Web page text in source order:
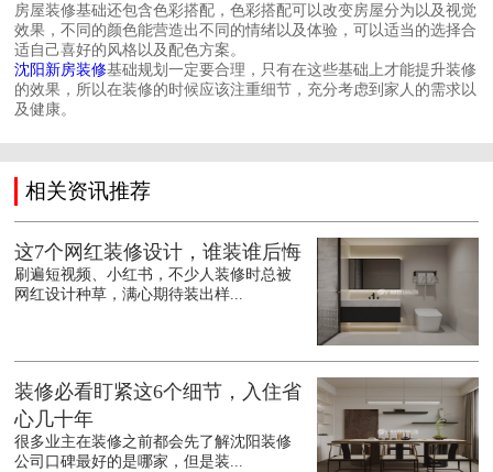
房屋装修基础还包含色彩搭配，色彩搭配可以改变房屋分为以及视觉
效果，不同的颜色能营造出不同的情绪以及体验，可以适当的选择合
适自己喜好的风格以及配色方案。
沈阳新房装修基础规划一定要合理，只有在这些基础上才能提升装修
的效果，所以在装修的时候应该注重细节，充分考虑到家人的需求以
及健康。
相关资讯推荐
这7个网红装修设计，谁装谁后悔
刷遍短视频、小红书，不少人装修时总被
网红设计种草，满心期待装出样...
装修必看盯紧这6个细节，入住省
心几十年
很多业主在装修之前都会先了解沈阳装修
公司口碑最好的是哪家，但是装...